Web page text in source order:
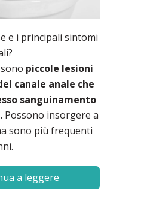
e i principali sintomi
piccole lesioni
canale anale che
sanguinamento
Possono insorgere a
sono più frequenti
a leggere